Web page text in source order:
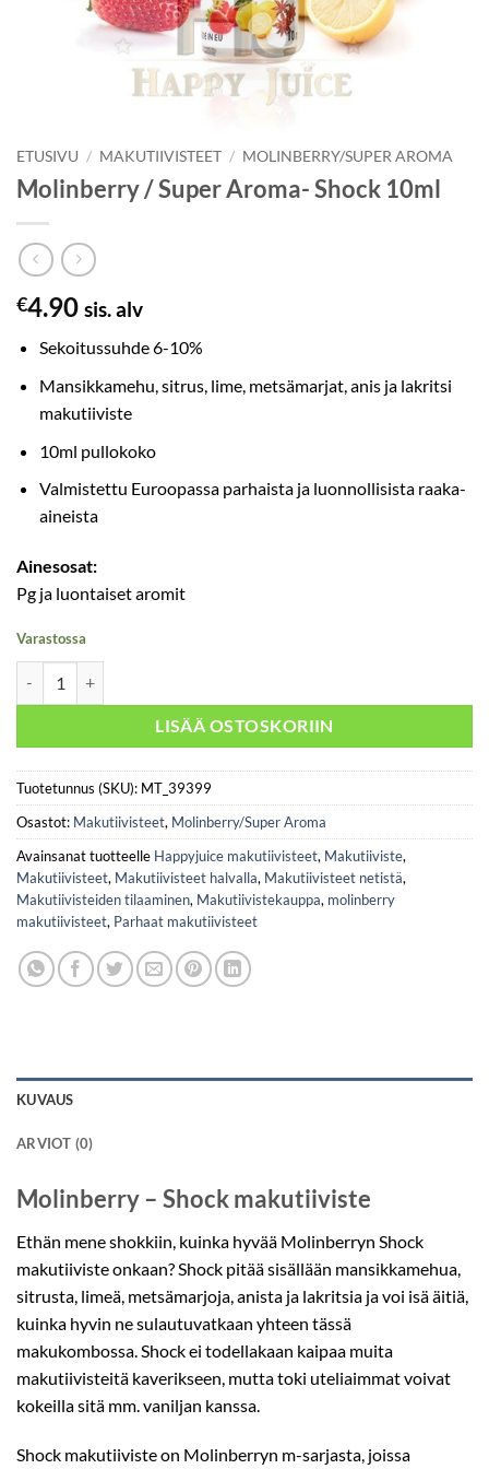
ETUSIVU / MAKUTIIVISTEET / MOLINBERRY/SUPER AROMA
Molinberry / Super Aroma- Shock 10ml
€4.90 sis. alv
Sekoitussuhde 6-10%
Mansikkamehu, sitrus, lime, metsämarjat, anis ja lakritsi
makutiiviste
10ml pullokoko
Valmistettu Euroopassa parhaista ja luonnollisista raaka-
aineista
Ainesosat:
Pg ja luontaiset aromit
Varastossa
LISÄÄ OSTOSKORIIN
Tuotetunnus (SKU): MT_39399
Osastot: Makutiivisteet, Molinberry/Super Aroma
Avainsanat tuotteelle Happyjuice makutiivisteet, Makutiiviste,
Makutiivisteet, Makutiivisteet halvalla, Makutiivisteet netistä,
Makutiivisteiden tilaaminen, Makutiivistekauppa, molinberry
makutiivisteet, Parhaat makutiivisteet
KUVAUS
ARVIOT (0)
Molinberry – Shock makutiiviste
Ethän mene shokkiin, kuinka hyvää Molinberryn Shock
makutiiviste onkaan? Shock pitää sisällään mansikkamehua,
sitrusta, limeä, metsämarjoja, anista ja lakritsia ja voi isä äitiä,
kuinka hyvin ne sulautuvatkaan yhteen tässä
makukombossa. Shock ei todellakaan kaipaa muita
makutiivisteitä kaverikseen, mutta toki uteliaimmat voivat
kokeilla sitä mm. vaniljan kanssa.
Shock makutiiviste on Molinberryn m-sarjasta, joissa